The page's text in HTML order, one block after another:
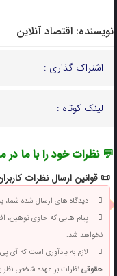
نویسنده: اقتصاد آنلاین
اشتراک گذاری :
لینک کوتاه :
💬 نظرات خود را با ما در
📜 قوانین ارسال نظرات کاربران
دیدگاه های ارسال شده
پیام هایی که حاوی توهین،
نخواهد شد.
لازم به یادآوری است که
حقوقینظرات بر عهده شخص نظر